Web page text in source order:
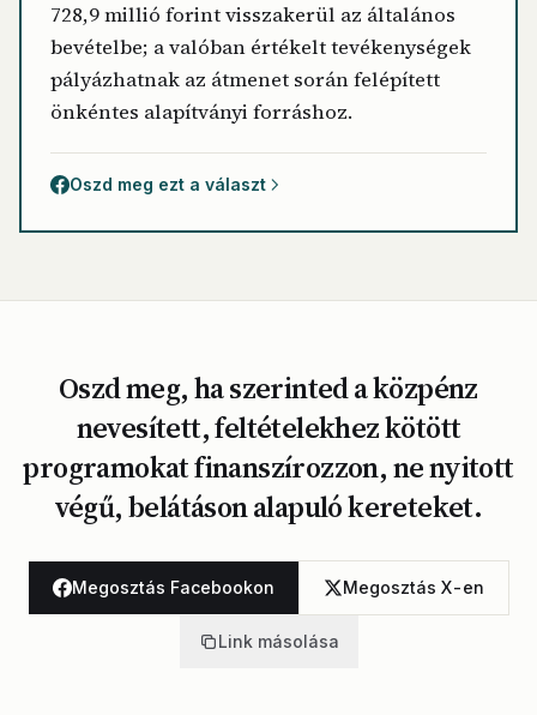
728,9 millió forint visszakerül az általános
bevételbe; a valóban értékelt tevékenységek
pályázhatnak az átmenet során felépített
önkéntes alapítványi forráshoz.
Oszd meg ezt a választ
Oszd meg, ha szerinted a közpénz
nevesített, feltételekhez kötött
programokat finanszírozzon, ne nyitott
végű, belátáson alapuló kereteket.
Megosztás Facebookon Megosztás X-en
Link másolása